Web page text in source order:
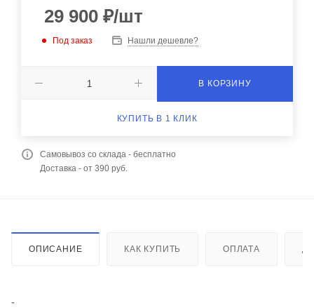
29 900 ₽/шт
Под заказ Нашли дешевле?
В КОРЗИНУ
КУПИТЬ В 1 КЛИК
Самовывоз со склада - бесплатно
Доставка - от 390 руб.
ОПИСАНИЕ КАК КУПИТЬ ОПЛАТА
-